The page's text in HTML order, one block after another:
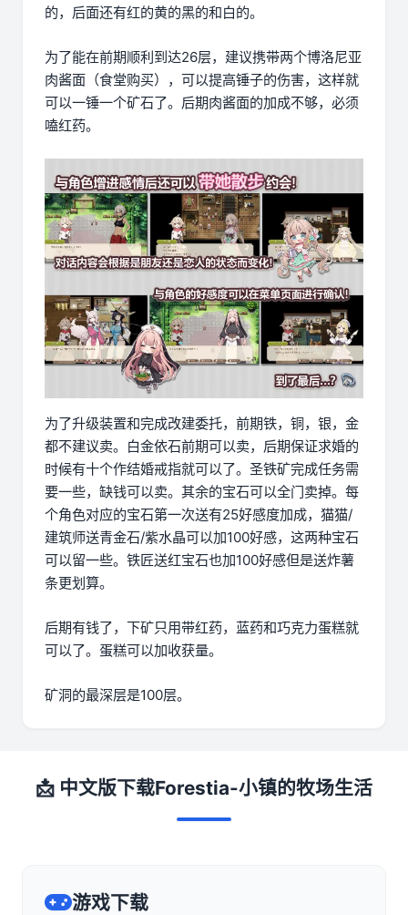
的，后面还有红的黄的黑的和白的。
为了能在前期顺利到达26层，建议携带两个博洛尼亚
肉酱面（食堂购买），可以提高锤子的伤害，这样就
可以一锤一个矿石了。后期肉酱面的加成不够，必须
嗑红药。
为了升级装置和完成改建委托，前期铁，铜，银，金
都不建议卖。白金依石前期可以卖，后期保证求婚的
时候有十个作结婚戒指就可以了。圣铁矿完成任务需
要一些，缺钱可以卖。其余的宝石可以全门卖掉。每
个角色对应的宝石第一次送有25好感度加成，猫猫/
建筑师送青金石/紫水晶可以加100好感，这两种宝石
可以留一些。铁匠送红宝石也加100好感但是送炸薯
条更划算。
后期有钱了，下矿只用带红药，蓝药和巧克力蛋糕就
可以了。蛋糕可以加收获量。
矿洞的最深层是100层。
📩 中文版下载Forestia-小镇的牧场生活
游戏下载